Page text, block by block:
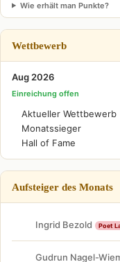
Wie erhält man Punkte?
Wettbewerb
Aug 2026
Einreichung offen
Aktueller Wettbewerb
Monatssieger
Hall of Fame
Aufsteiger des Monats
Ingrid Bezold Poet
Gudrun Nagel-